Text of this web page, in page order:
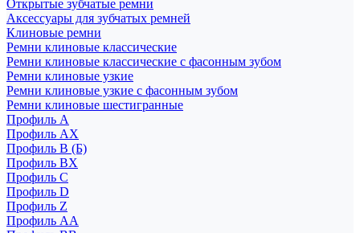
Открытые зубчатые ремни
Аксессуары для зубчатых ремней
Клиновые ремни
Ремни клиновые классические
Ремни клиновые классические с фасонным зубом
Ремни клиновые узкие
Ремни клиновые узкие с фасонным зубом
Ремни клиновые шестигранные
Профиль A
Профиль AX
Профиль B (Б)
Профиль BX
Профиль C
Профиль D
Профиль Z
Профиль АА